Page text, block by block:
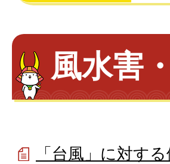
風水害
「台風」に対する